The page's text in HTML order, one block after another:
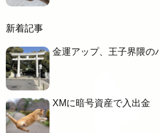
新着記事
金運アップ、王子界隈の
XMに暗号資産で入出金